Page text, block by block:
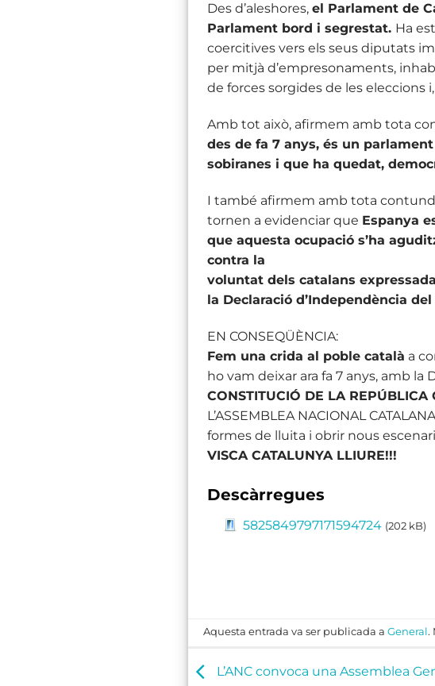
Des d’aleshores, el Parlament de
Parlament bord i segrestat. Ha
coercitives vers els seus diputats
per mitjà d’empresonaments,
de forces sorgides de les eleccions
Amb tot això, afirmem amb tota
des de fa 7 anys, és un
sobiranes i que ha quedat,
I també afirmem amb tota
tornen a evidenciar que Espanya
que aquesta ocupació s’ha
contra la
voluntat dels catalans
la Declaració d’Independència
EN CONSEQÜÈNCIA:
Fem una crida al poble català a
ho vam deixar ara fa 7 anys, amb la
CONSTITUCIÓ DE LA REPÚBLICA
L’ASSEMBLEA NACIONAL
formes de lluita i obrir nous
VISCA CATALUNYA LLIURE!!!
Descàrregues
5825849797171594724 (202 kB)
Aquesta entrada va ser publicada aGeneral.
L’ANC convoca una Assemblea